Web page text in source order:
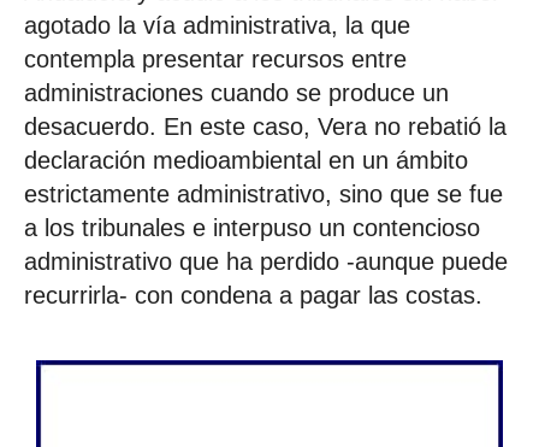
agotado la vía administrativa, la que
contempla presentar recursos entre
administraciones cuando se produce un
desacuerdo. En este caso, Vera no rebatió la
declaración medioambiental en un ámbito
estrictamente administrativo, sino que se fue
a los tribunales e interpuso un contencioso
administrativo que ha perdido -aunque puede
recurrirla- con condena a pagar las costas.